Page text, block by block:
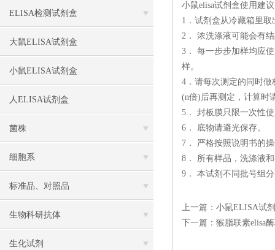
ELISA检测试剂盒
大鼠ELISA试剂盒
小鼠ELISA试剂盒
人ELISA试剂盒
菌株
细胞系
标准品、对照品
生物科研抗体
生化试剂
小鼠elisa试剂盒使用建
1．试剂盒从冷藏箱里
2． 浓洗涤液可能会有
3． 每一步步加样均应
样。
4．请每次测定的同时
(n倍)后再测定，计算时
5． 封板膜只限一次性
6． 底物请避光保存。
7． 严格按照说明书的
8． 所有样品，洗涤液
9． 本试剂不同批号组
上一篇： 小鼠ELISA试
下一篇： 猴脂联素elisa